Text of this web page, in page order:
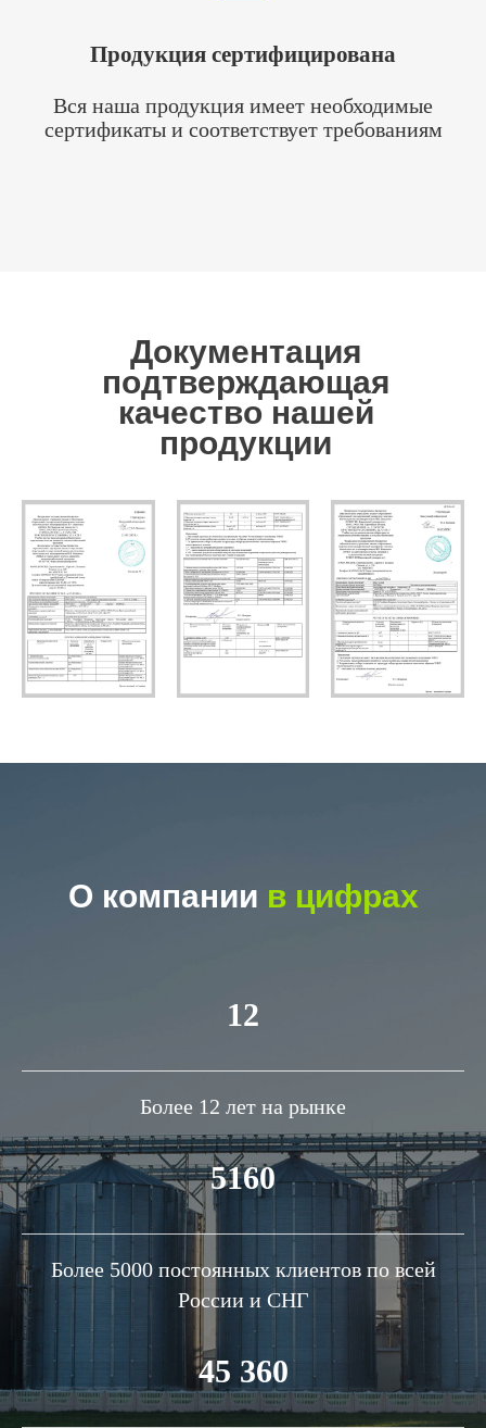
Продукция сертифицирована
Вся наша продукция имеет необходимые
сертификаты и соответствует требованиям
Документация
подтверждающая
качество нашей
продукции
О компании в цифрах
12
Более 12 лет на рынке
5160
Более 5000 постоянных клиентов по всей
России и СНГ
45 360